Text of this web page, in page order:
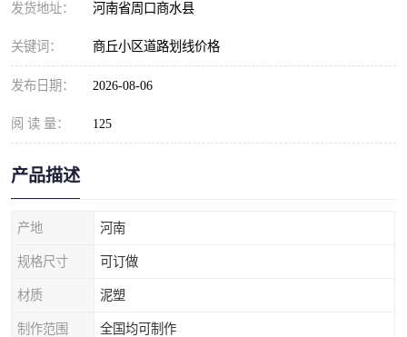
发货地址： 河南省周口商水县
关键词： 商丘小区道路划线价格
发布日期： 2026-08-06
阅 读 量： 125
产品描述
产地 河南
规格尺寸 可订做
材质 泥塑
制作范围 全国均可制作